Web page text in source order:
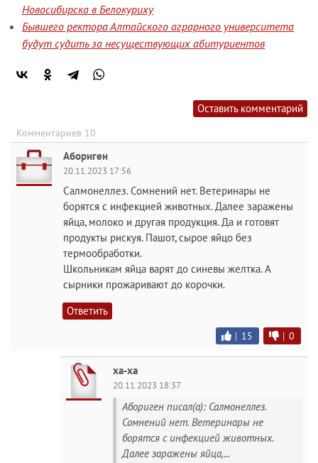
Новосибирска в Белокуриху
Бывшего ректора Алтайского аграрного университета
будут судить за несуществующих абитуриентов
Оставить комментарий
Комментариев 10
Абориген
20.11.2023 17:56
Салмонеллез. Сомнений нет. Ветеринары не
борятся с инфекцией животных. Далее заражены
яйца, молоко и другая продукция. Да и готовят
продукты рискуя. Пашот, сырое яйцо без
термообработки.
Школьникам яйца варят до синевы желтка. А
сырники прожаривают до корочки.
Ответить
| 15 | 0
ха-ха
20.11.2023 18:37
Абориген писал(а): Салмонеллез.
Сомнений нет. Ветеринары не
борятся с инфекцией животных.
Далее заражены яйца,...